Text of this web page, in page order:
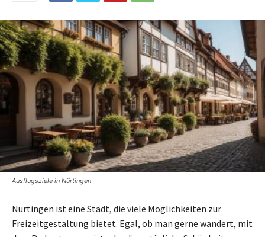
Ausflugsziele in Nürtingen
Nürtingen ist eine Stadt, die viele Möglichkeiten zur
Freizeitgestaltung bietet. Egal, ob man gerne wandert, mit